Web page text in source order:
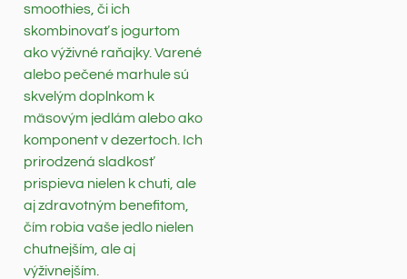
smoothies, či ich
skombinovať s jogurtom
ako výživné raňajky. Varené
alebo pečené marhule sú
skvelým doplnkom k
mäsovým jedlám alebo ako
komponent v dezertoch. Ich
prirodzená sladkosť
prispieva nielen k chuti, ale
aj zdravotným benefitom,
čím robia vaše jedlo nielen
chutnejším, ale aj
výživnejším.